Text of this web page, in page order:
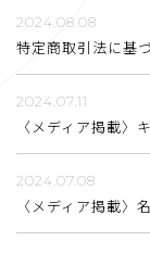
2024.08.08
特定商取引法に基
2024.07.11
〈メディア掲載〉
2024.07.08
〈メディア掲載〉